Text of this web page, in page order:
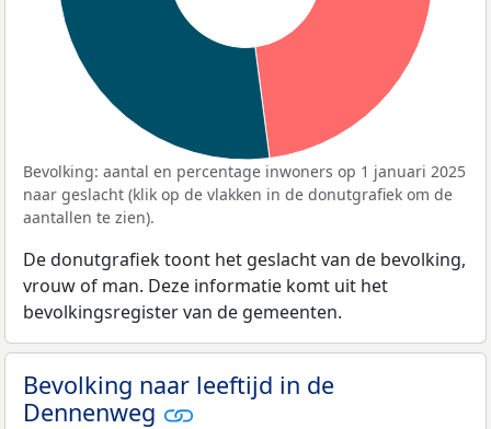
Bevolking: aantal en percentage inwoners op 1 januari 2025
naar geslacht (klik op de vlakken in de donutgrafiek om de
aantallen te zien).
De donutgrafiek toont het geslacht van de bevolking,
vrouw of man. Deze informatie komt uit het
bevolkingsregister van de gemeenten.
Bevolking naar leeftijd in de
Dennenweg